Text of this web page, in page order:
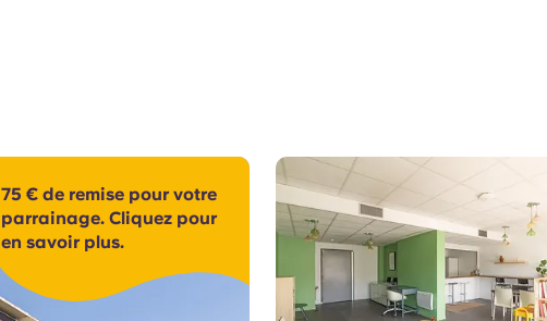
d'une
étudiant
avec
moments
À propos de nous
FAQ
Blog
75 € de remise pour votre
parrainage. Cliquez pour
en savoir plus.